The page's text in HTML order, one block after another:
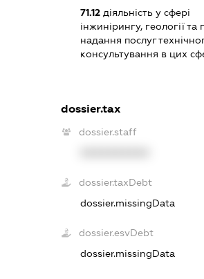
71.12діяльність у сфері
інжинірингу, геології та
надання послуг
консультування в цих
dossier.tax
dossier.staff
dossier.taxDebt
dossier.missingData
dossier.esvDebt
dossier.missingData